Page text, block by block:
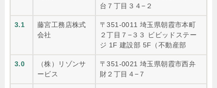
台７丁目３４−２
3.1
藤宮工務店株式
会社
〒351-0011 埼玉県朝霞市本町
２丁目７−３３ ビビッドステー
ジ 1F 建設部 5F（不動産部
3.0
（株）リゾンサ
ービス
〒351-0021 埼玉県朝霞市西弁
財２丁目４−７